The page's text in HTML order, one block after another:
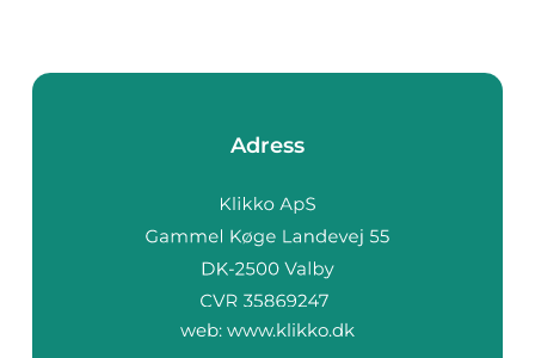
Adress
web: www.klikko.dk